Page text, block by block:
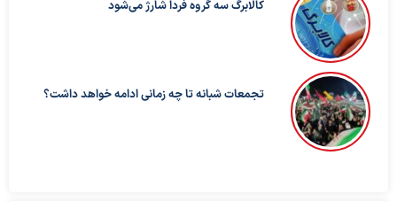
کالابرگ سه گروه فردا شارژ می‌شود
تجمعات شبانه تا چه زمانی ادامه خواهد داشت؟